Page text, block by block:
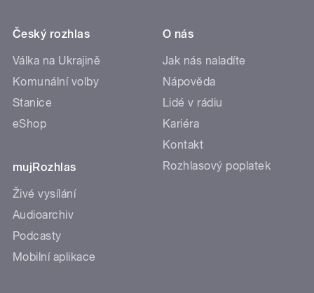
Český rozhlas
Válka na Ukrajině
Komunální volby
Stanice
eShop
mujRozhlas
Živé vysílání
Audioarchiv
Podcasty
Mobilní aplikace
O nás
Jak nás naladíte
Nápověda
Lidé v rádiu
Kariéra
Kontakt
Rozhlasový poplatek